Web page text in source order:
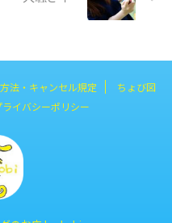
法・キャンセル規定
ちょび図
ライバシーポリシー